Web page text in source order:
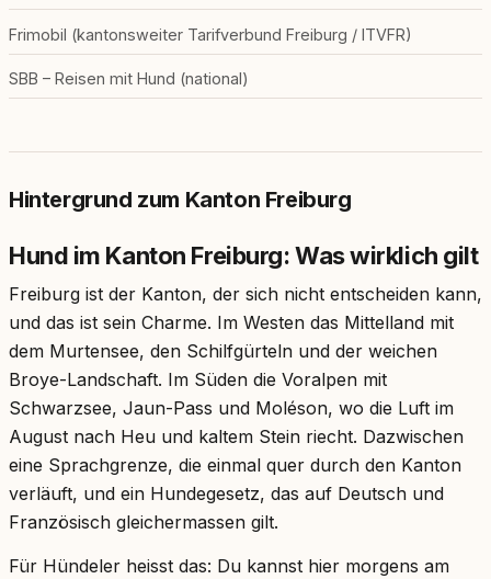
Frimobil (kantonsweiter Tarifverbund Freiburg / ITVFR)
SBB – Reisen mit Hund (national)
Hintergrund zum Kanton Freiburg
Hund im Kanton Freiburg: Was wirklich gilt
Freiburg ist der Kanton, der sich nicht entscheiden kann,
und das ist sein Charme. Im Westen das Mittelland mit
dem Murtensee, den Schilfgürteln und der weichen
Broye-Landschaft. Im Süden die Voralpen mit
Schwarzsee, Jaun-Pass und Moléson, wo die Luft im
August nach Heu und kaltem Stein riecht. Dazwischen
eine Sprachgrenze, die einmal quer durch den Kanton
verläuft, und ein Hundegesetz, das auf Deutsch und
Französisch gleichermassen gilt.
Für Hündeler heisst das: Du kannst hier morgens am